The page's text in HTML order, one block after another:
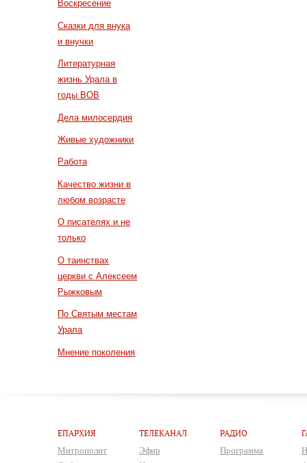
Воскресение
Сказки для внука
и внучки
Литературная
жизнь Урала в
годы ВОВ
Дела милосердия
Живые художники
Работа
Качество жизни в
любом возрасте
О писателях и не
только
О таинствах
церкви с Алексеем
Рыжковым
По Святым местам
Урала
Мнение поколения
ЕПАРХИЯ
Митрополит
ТЕЛЕКАНАЛ
Эфир
РАДИО
Программа